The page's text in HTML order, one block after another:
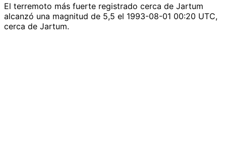
El terremoto más fuerte registrado cerca de Jartum
alcanzó una magnitud de 5,5 el 1993-08-01 00:20 UTC,
cerca de Jartum.